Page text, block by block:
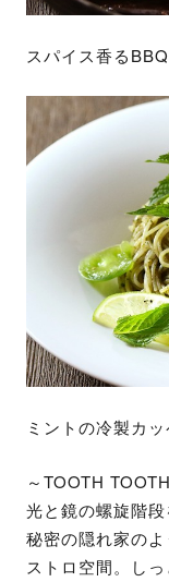
スパイス香る
ミントの冷製カ
～TOOTH
光と鏡の螺旋階段
秘密の隠れ家の
ストロ空間。し